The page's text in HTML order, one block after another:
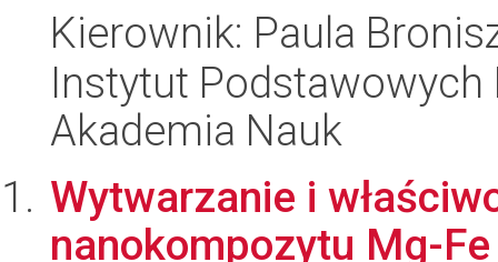
Kierownik: Paula
Instytut
Akademia Nauk
Wytwarzanie i
nanokompozytu Mg-